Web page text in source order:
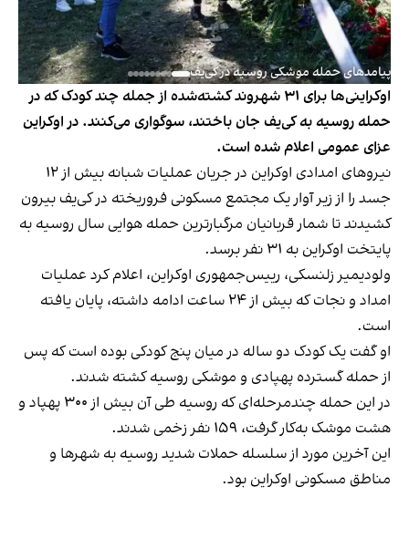
پیامدهای حمله موشکی روسیه در کی‌یف
اوکراینی‌ها برای ۳۱ شهروند کشته‌شده از جمله چند کودک که در
حمله روسیه به کی‌یف جان باختند، سوگواری می‌کنند. در اوکراین
عزای عمومی اعلام شده است.
نیروهای امدادی اوکراین در جریان عملیات شبانه بیش از ۱۲
جسد را از زیر آوار یک مجتمع مسکونی فروریخته در کی‌یف بیرون
کشیدند تا شمار قربانیان مرگبارترین حمله هوایی سال روسیه به
پایتخت اوکراین به ۳۱ نفر برسد.
ولودیمیر زلنسکی، رییس‌جمهوری اوکراین، اعلام کرد عملیات
امداد و نجات که بیش از ۲۴ ساعت ادامه داشته، پایان یافته
است.
او گفت یک کودک دو ساله در میان پنج کودکی بوده است که پس
از حمله گسترده پهپادی و موشکی روسیه کشته شدند.
در این حمله چندمرحله‌ای که روسیه طی آن بیش از ۳۰۰ پهپاد و
هشت موشک به‌کار گرفت، ۱۵۹ نفر زخمی شدند.
این آخرین مورد از سلسله حملات شدید روسیه به شهرها و
مناطق مسکونی اوکراین بود.